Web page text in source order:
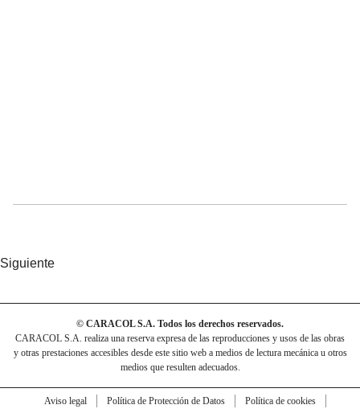
Siguiente
© CARACOL S.A. Todos los derechos reservados.
CARACOL S.A. realiza una reserva expresa de las reproducciones y usos de las obras
y otras prestaciones accesibles desde este sitio web a medios de lectura mecánica u otros
medios que resulten adecuados.
Aviso legal Política de Protección de Datos
Política de cookies